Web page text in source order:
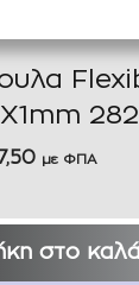
με ΦΠΑ
στο